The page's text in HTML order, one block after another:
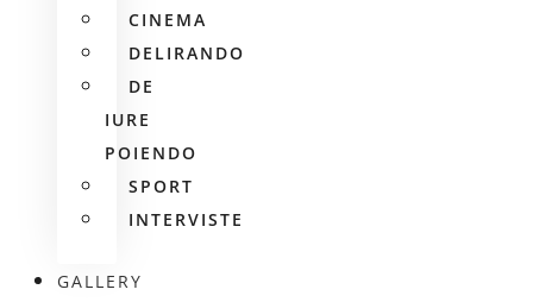
CINEMA
DELIRANDO
DE
IURE
POIENDO
SPORT
INTERVISTE
GALLERY